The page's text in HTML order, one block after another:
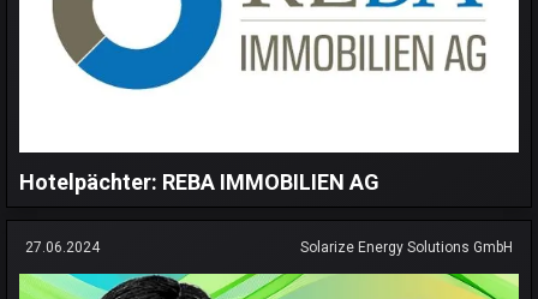
Hotelpächter: REBA IMMOBILIEN AG
27.06.2024 Solarize Energy Solutions GmbH